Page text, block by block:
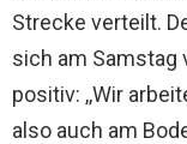
Strecke verteilt.
sich am Samstag
positiv: ,,Wir
also auch am